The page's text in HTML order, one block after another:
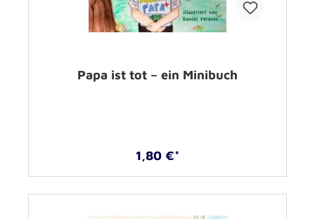
Papa ist tot – ein Minibuch
1,80 €*